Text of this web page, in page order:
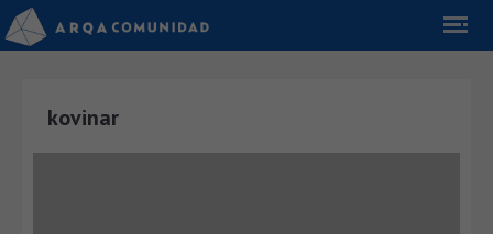
kovinar